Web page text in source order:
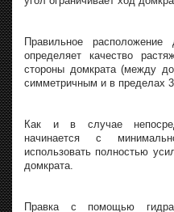
Правильное
определяет качество
стороны домкрата (между
симметричным и в пределах
Как и в случае
начинается с
использовать полностью
домкрата.
Правка с помощью